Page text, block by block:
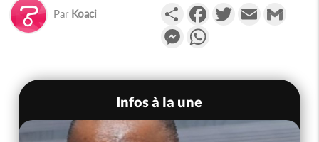
Par Koaci PartagerFacebookTwitterEmail
Messenger
Infos à la une